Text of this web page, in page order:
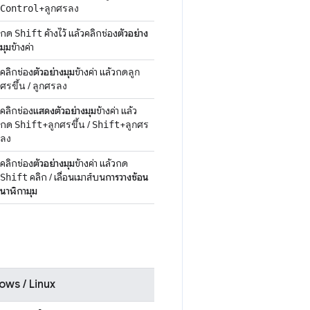
Control +ลูกศรลง
กด Shift ค้างไว้ แล้วคลิกช่องตัวอย่าง
มุมข้างค่า
คลิกช่องตัวอย่างมุมข้างค่า แล้วกดลูก
ศรขึ้น/ ลูกศรลง
คลิกช่องแสดงตัวอย่างมุมข้างค่า แล้ว
กด Shift+ลูกศรขึ้น/ Shift+ลูกศร
ลง
คลิกช่องตัวอย่างมุมข้างค่า แล้วกด
Shift คลิก / เลื่อนเมาส์บนการวางซ้อน
นาฬิกามุม
/ Linux